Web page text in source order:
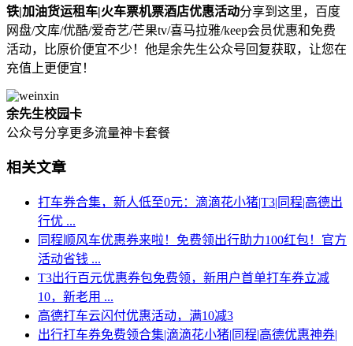
铁|加油货运租车|火车票机票酒店优惠活动分享到这里，百度
网盘/文库/优酷/爱奇艺/芒果tv/喜马拉雅/keep会员优惠和免费
活动，比原价便宜不少！他是余先生公众号回复获取，让您在
充值上更便宜！
余先生校园卡
公众号分享更多流量神卡套餐
相关文章
打车券合集，新人低至0元：滴滴花小猪|T3|同程|高德出
行优 ...
同程顺风车优惠券来啦！免费领出行助力100红包！官方
活动省钱 ...
T3出行百元优惠券包免费领，新用户首单打车券立减
10，新老用 ...
高德打车云闪付优惠活动，满10减3
出行打车券免费领合集|滴滴花小猪|同程|高德优惠神券|